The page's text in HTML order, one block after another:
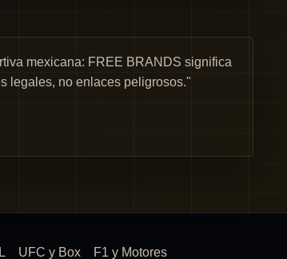
mexicana: FREE BRANDS significa
legales, no enlaces peligrosos."
UFC y Box F1 y Motores